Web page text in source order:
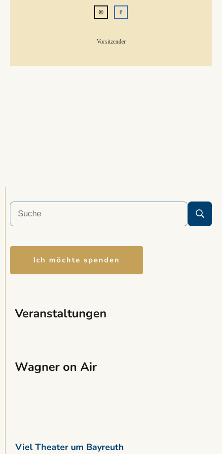
Vorsitzender
Ich möchte spenden
Veranstaltungen
Wagner on Air
Viel Theater um Bayreuth